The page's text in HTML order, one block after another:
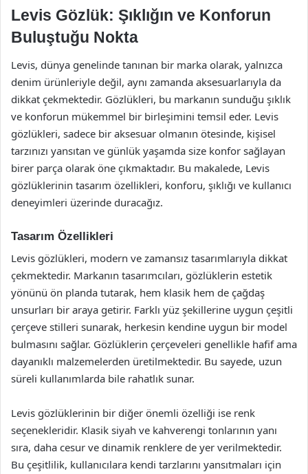
Levis Gözlük: Şıklığın ve Konforun
Buluştuğu Nokta
Levis, dünya genelinde tanınan bir marka olarak, yalnızca
denim ürünleriyle değil, aynı zamanda aksesuarlarıyla da
dikkat çekmektedir. Gözlükleri, bu markanın sunduğu şıklık
ve konforun mükemmel bir birleşimini temsil eder. Levis
gözlükleri, sadece bir aksesuar olmanın ötesinde, kişisel
tarzınızı yansıtan ve günlük yaşamda size konfor sağlayan
birer parça olarak öne çıkmaktadır. Bu makalede, Levis
gözlüklerinin tasarım özellikleri, konforu, şıklığı ve kullanıcı
deneyimleri üzerinde duracağız.
Tasarım Özellikleri
Levis gözlükleri, modern ve zamansız tasarımlarıyla dikkat
çekmektedir. Markanın tasarımcıları, gözlüklerin estetik
yönünü ön planda tutarak, hem klasik hem de çağdaş
unsurları bir araya getirir. Farklı yüz şekillerine uygun çeşitli
çerçeve stilleri sunarak, herkesin kendine uygun bir model
bulmasını sağlar. Gözlüklerin çerçeveleri genellikle hafif ama
dayanıklı malzemelerden üretilmektedir. Bu sayede, uzun
süreli kullanımlarda bile rahatlık sunar.
Levis gözlüklerinin bir diğer önemli özelliği ise renk
seçenekleridir. Klasik siyah ve kahverengi tonlarının yanı
sıra, daha cesur ve dinamik renklere de yer verilmektedir.
Bu çeşitlilik, kullanıcılara kendi tarzlarını yansıtmaları için